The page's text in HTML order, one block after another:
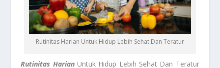
Rutinitas Harian Untuk Hidup Lebih Sehat Dan Teratur
Rutinitas HarianUntuk Hidup Lebih Sehat Dan Teratur